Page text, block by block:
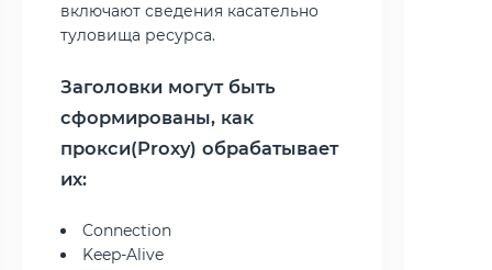
включают сведения касательно
туловища ресурса.
Заголовки могут быть
сформированы, как
прокси(Proxy) обрабатывает
их:
Connection
Keep-Alive